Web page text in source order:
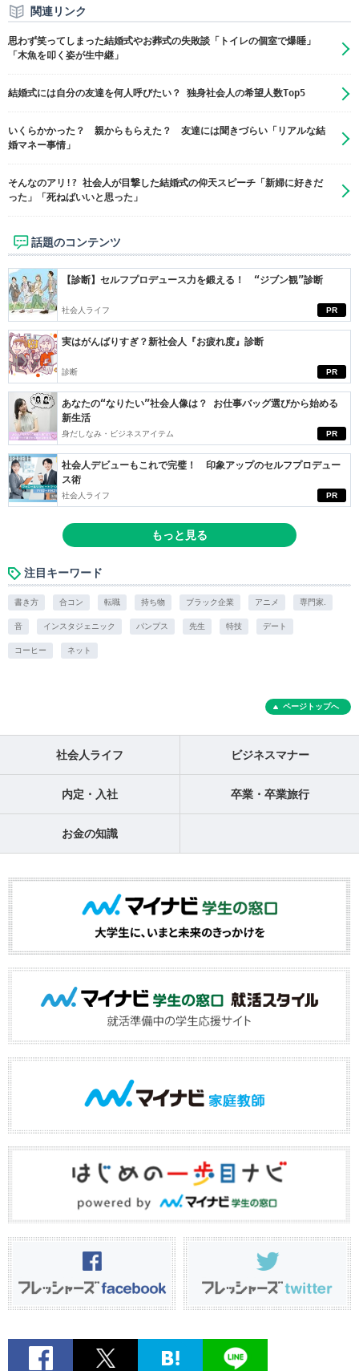
関連リンク
思わず笑ってしまった結婚式やお葬式の失敗談「トイレの個室で爆睡」
「木魚を叩く姿が生中継」
結婚式には自分の友達を何人呼びたい？ 独身社会人の希望人数Top5
いくらかかった？ 親からもらえた？ 友達には聞きづらい「リアルな結
婚マネー事情」
そんなのアリ!? 社会人が目撃した結婚式の仰天スピーチ「新婦に好きだ
った」「死ねばいいと思った」
話題のコンテンツ
PR
【診断】セルフプロデュース力を鍛える！ “ジブン観”診断
社会人ライフ
PR
実はがんばりすぎ？新社会人『お疲れ度』診断
診断
PR
あなたの“なりたい”社会人像は？ お仕事バッグ選びから始める
新生活
身だしなみ・ビジネスアイテム
PR
社会人デビューもこれで完璧！ 印象アップのセルフプロデュー
ス術
社会人ライフ
もっと見る
注目キーワード
書き方 合コン 転職 持ち物 ブラック企業 アニメ 専門家.
音 インスタジェニック パンプス 先生 特技 デート
コーヒー ネット
ページトップへ
社会人ライフ ビジネスマナー
内定・入社 卒業・卒業旅行
お金の知識